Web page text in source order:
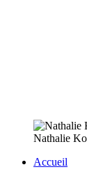
Nathalie
Accueil